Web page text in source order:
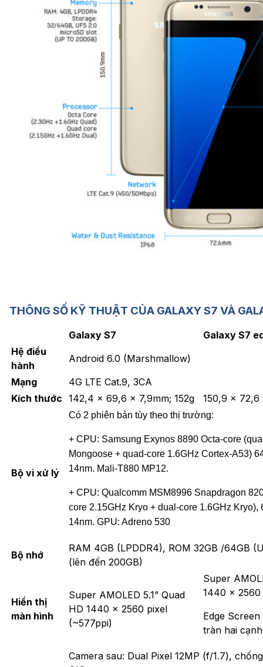
THÔNG SỐ KỸ THUẬT CỦA GALAXY S7 VÀ
Galaxy S7 Galaxy S7
Hệ điều
hành
Android 6.0 (Marshmallow)
Mạng
4G LTE Cat.9, 3CA
Kích thước 142,4 x 69,6 x 7,9mm; 152g 150,9 x 72,6
Bộ vi xử lý
Có 2 phiên bản tùy theo thị trường:
+ CPU: Samsung Exynos 8890 Octa-core
Mongoose + quad-core 1.6GHz Cortex-A53)
14nm. Mali-T880 MP12.
+ CPU: Qualcomm MSM8996 Snapdragon
core 2.15GHz Kryo + dual-core 1.6GHz Kryo),
14nm. GPU: Adreno 530
Bộ nhớ
RAM 4GB (LPDDR4), ROM 32GB /64GB
(lên đến 200GB)
Hiển thị
màn hình
Super AMOLED 5.1” Quad
HD 1440 x 2560 pixel
(~577ppi)
Super
1440 x 2560
Edge
tràn hai
Camera sau: Dual Pixel 12MP (f/1.7),